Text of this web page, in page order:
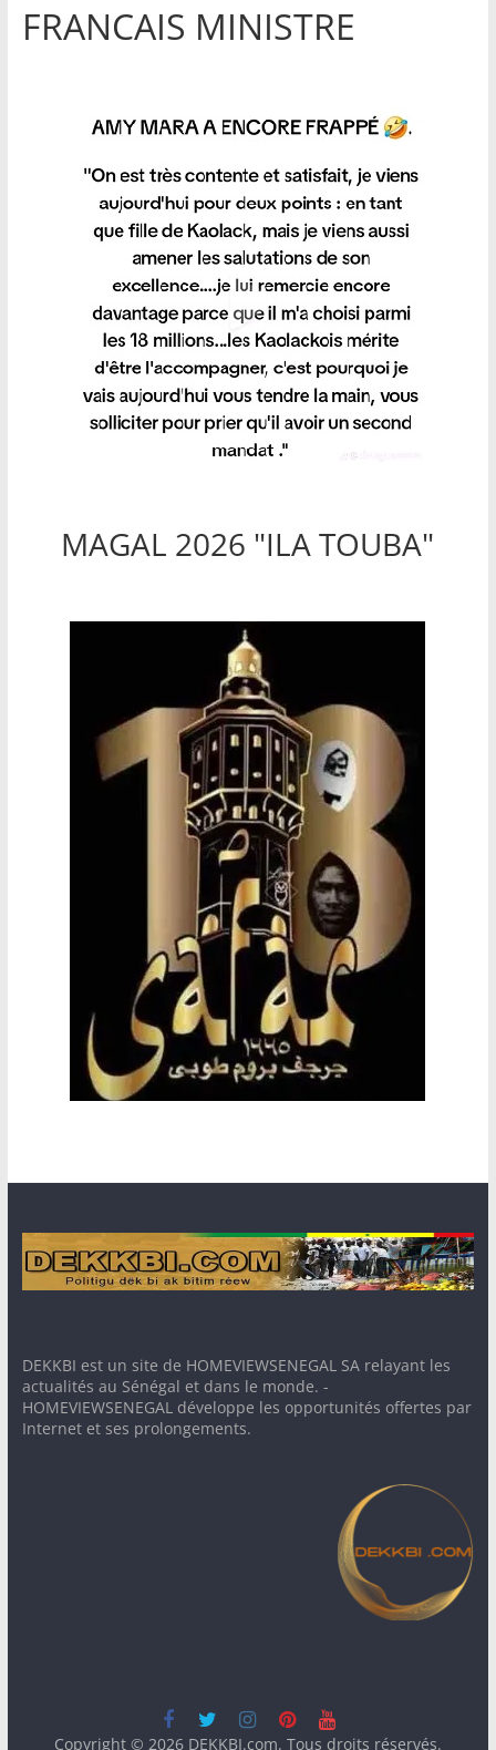
FRANCAIS MINISTRE
MAGAL 2026 "ILA TOUBA"
DEKKBI est un site de HOMEVIEWSENEGAL SA relayant les
actualités au Sénégal et dans le monde. -
HOMEVIEWSENEGAL développe les opportunités offertes par
Internet et ses prolongements.
Copyright © 2026 DEKKBI.com. Tous droits réservés.